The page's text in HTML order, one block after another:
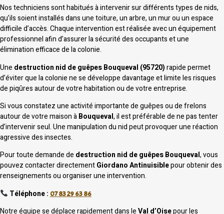
Nos techniciens sont habitués à intervenir sur différents types de nids,
qu’ils soient installés dans une toiture, un arbre, un mur ou un espace
difficile d’accès. Chaque intervention est réalisée avec un équipement
professionnel afin d’assurer la sécurité des occupants et une
élimination efficace de la colonie.
Une destruction nid de guêpes Bouqueval (95720)rapide permet
d’éviter que la colonie ne se développe davantage et limite les risques
de piqûres autour de votre habitation ou de votre entreprise.
Si vous constatez une activité importante de guêpes ou de frelons
autour de votre maison àBouqueval, il est préférable de ne pas tenter
d’intervenir seul. Une manipulation du nid peut provoquer une réaction
agressive des insectes.
Pour toute demande de destruction nid de guêpes Bouqueval, vous
pouvez contacter directementGiordano Antinuisiblepour obtenir des
renseignements ou organiser une intervention.
Téléphone : 07 83 29 63 86
Notre équipe se déplace rapidement dans leVal d’Oisepour les